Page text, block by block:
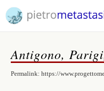
Antigono,
Permalink:https://